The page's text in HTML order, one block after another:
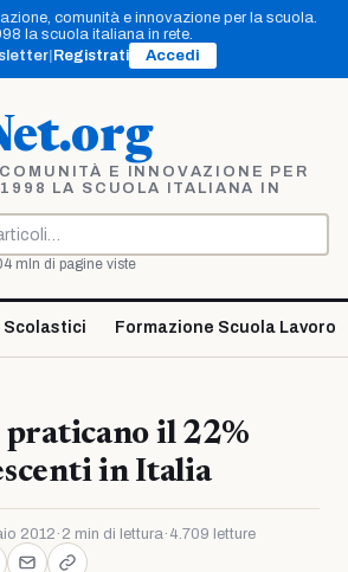
comunità e innovazione per la scuola.
la scuola italiana in rete.
Registrati Accedi
E INNOVAZIONE PER
LA SCUOLA ITALIANA IN
mln di pagine viste
Scolastici Formazione Scuola Lavoro
praticano il 22%
in Italia
2012 · 2 min di lettura· 4.709 letture